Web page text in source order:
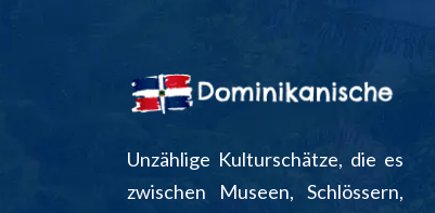
Unzählige Kulturschätze, die es
zwischen Museen, Schlössern,